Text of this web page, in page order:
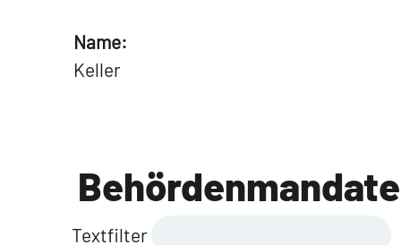
Name:
Keller
Behördenmandate
Textfilter